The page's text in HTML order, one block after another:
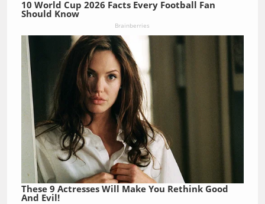
10 World Cup 2026 Facts Every Football Fan
Should Know
Brainberries
These 9 Actresses Will Make You Rethink Good
And Evil!